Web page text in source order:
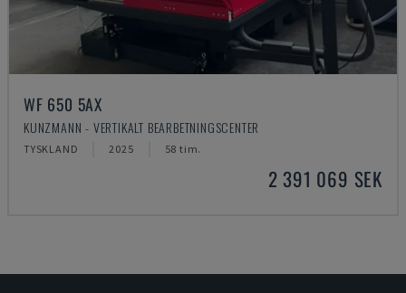
WF 650 5AX
KUNZMANN - VERTIKALT BEARBETNINGSCENTER
TYSKLAND 2025 58 tim.
2 391 069 SEK